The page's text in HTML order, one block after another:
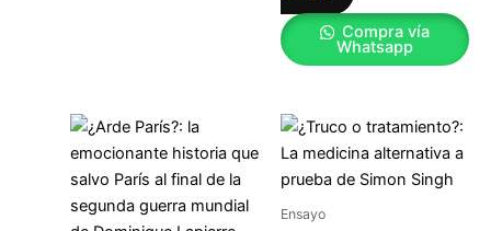
Compra vía
Whatsapp
Ensayo